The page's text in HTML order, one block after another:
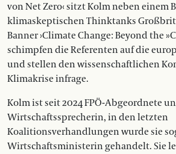
von Net Zero‹ sitzt Kolm neben einem
klimaskeptischen Thinktanks
Banner ›Climate Change: Beyond the
schimpfen die Referenten auf die
und stellen den wissenschaftlichen
Klimakrise infrage.
Kolm ist seit 2024 FPÖ-Abgeordnete
Wirtschaftssprecherin, in den letzten
Koalitionsverhandlungen wurde sie
Wirtschaftsministerin gehandelt. Sie